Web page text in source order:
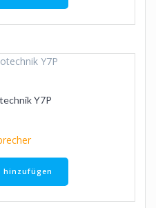
Y7P
hinzufügen